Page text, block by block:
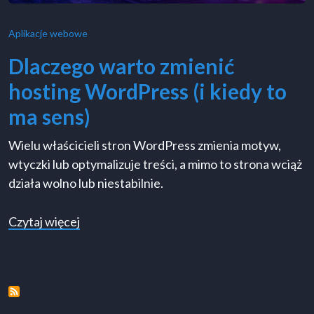
Aplikacje webowe
Dlaczego warto zmienić
hosting WordPress (i kiedy to
ma sens)
Wielu właścicieli stron WordPress zmienia motyw,
wtyczki lub optymalizuje treści, a mimo to strona wciąż
działa wolno lub niestabilnie.
Czytaj więcej